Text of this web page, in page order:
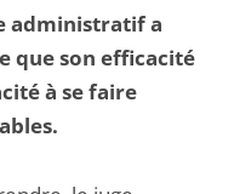
administratif a
que son efficacité
à se faire